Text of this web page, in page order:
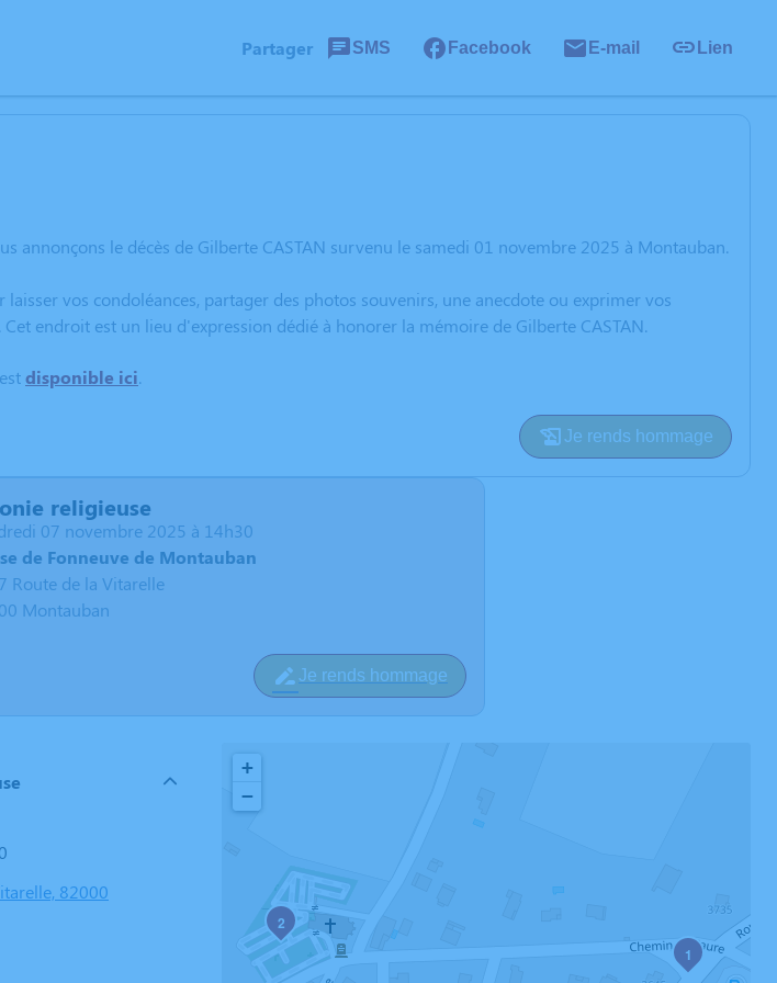
Partager SMS Facebook E-mail Lien
annonçons le décès de Gilberte CASTAN survenu le samedi 01 novembre 2025 à Montauban.
vos condoléances, partager des photos souvenirs, une anecdote ou exprimer vos
endroit est un lieu d'expression dédié à honorer la mémoire de Gilberte CASTAN.
disponible ici.
Je rends hommage
religieuse
07 novembre 2025 à 14h30
de Fonneuve de Montauban
Route de la Vitarelle
Montauban
Je rends hommage
82000
1
2
+
−